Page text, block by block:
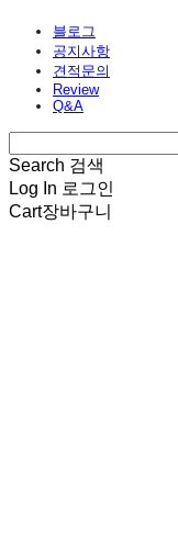
블로그
공지사항
견적문의
Review
Q&A
Search 검색
Log In 로그인
Cart장바구니